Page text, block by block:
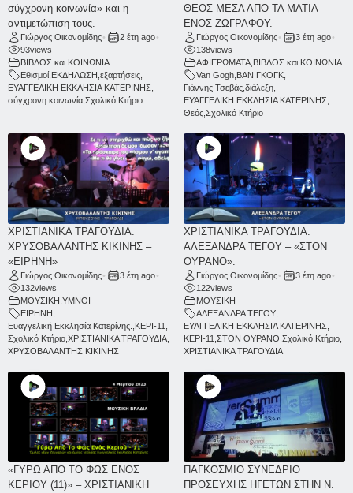
σύγχρονη κοινωνία» και η
αντιμετώπιση τους.
Γιώργος Οικονομίδης• 2 έτη ago•
93views
ΒΙΒΛΟΣ και ΚΟΙΝΩΝΙΑ
Εθισμοί, ΕΚΔΗΛΩΣΗ εξαρτήσεις
ΕΥΑΓΓΕΛΙΚΗ ΕΚΚΛΗΣΙΑ ΚΑΤΕΡΙΝΗΣ
σύγχρονη κοινωνία Σχολικό Κτήριο
ΘΕΟΣ ΜΕΣΑ ΑΠΟ ΤΑ ΜΑΤΙΑ
ΕΝΟΣ ΖΩΓΡΑΦΟΥ.
Γιώργος Οικονομίδης• 3 έτη ago•
138views
ΑΦΙΕΡΩΜΑΤΑ ΒΙΒΛΟΣ και ΚΟΙΝΩΝΙΑ
Van Gogh ΒΑΝ ΓΚΟΓΚ
Γιάννης Τσεβάς διάλεξη
ΕΥΑΓΓΕΛΙΚΗ ΕΚΚΛΗΣΙΑ ΚΑΤΕΡΙΝΗΣ
Θεός Σχολικό Κτήριο
ΧΡΙΣΤΙΑΝΙΚΑ ΤΡΑΓΟΥΔΙΑ:
ΧΡΥΣΟΒΑΛΑΝΤΗΣ ΚΙΚΙΝΗΣ –
«ΕΙΡΗΝΗ»
Γιώργος Οικονομίδης• 3 έτη ago•
132views
ΜΟΥΣΙΚΗ ΥΜΝΟΙ
ΕΙΡΗΝΗ
Ευαγγελική Εκκλησία Κατερίνης. ΚΕΡΙ-11
Σχολικό Κτήριο ΧΡΙΣΤΙΑΝΙΚΑ ΤΡΑΓΟΥΔΙΑ
ΧΡΥΣΟΒΑΛΑΝΤΗΣ ΚΙΚΙΝΗΣ
ΧΡΙΣΤΙΑΝΙΚΑ ΤΡΑΓΟΥΔΙΑ:
ΑΛΕΞΑΝΔΡΑ ΤΕΓΟΥ – «ΣΤΟΝ
ΟΥΡΑΝΟ».
Γιώργος Οικονομίδης• 3 έτη ago•
122views
ΜΟΥΣΙΚΗ
ΑΛΕΞΑΝΔΡΑ ΤΕΓΟΥ
ΕΥΑΓΓΕΛΙΚΗ ΕΚΚΛΗΣΙΑ ΚΑΤΕΡΙΝΗΣ
ΚΕΡΙ-11 ΣΤΟΝ ΟΥΡΑΝΟ Σχολικό Κτήριο
ΧΡΙΣΤΙΑΝΙΚΑ ΤΡΑΓΟΥΔΙΑ
«ΓΥΡΩ ΑΠΟ ΤΟ ΦΩΣ ΕΝΟΣ
ΚΕΡΙΟΥ (11)» – ΧΡΙΣΤΙΑΝΙΚΗ
ΠΑΓΚΟΣΜΙΟ ΣΥΝΕΔΡΙΟ
ΠΡΟΣΕΥΧΗΣ ΗΓΕΤΩΝ ΣΤΗΝ Ν.